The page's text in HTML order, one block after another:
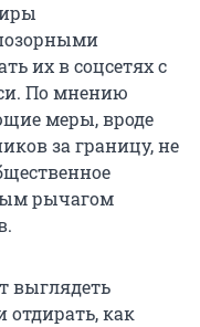
их в соцсетях с
По мнению
меры, вроде
за границу, не
рычагом
выглядеть
отдирать, как